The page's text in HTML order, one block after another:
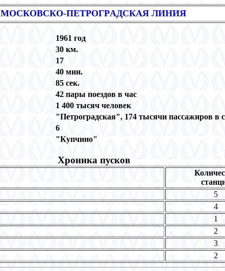
МОСКОВСКО-ПЕТPОГPАДСКАЯ ЛИHИЯ
1961 год
30 км.
17
40 мин.
85 сек.
42 пары поездов в час
1 400 тысяч человек
"Петроградская", 174 тысячи пассажиров в
6
"Купчино"
Хроника пусков
5
4
1
2
3
2